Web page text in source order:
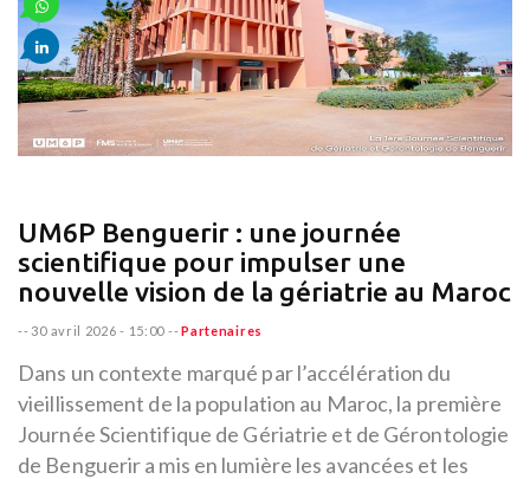
UM6P Benguerir : une journée
scientifique pour impulser une
nouvelle vision de la gériatrie au Maroc
-- 30 avril 2026 - 15:00 --Partenaires
Dans un contexte marqué par l’accélération du
vieillissement de la population au Maroc, la première
Journée Scientifique de Gériatrie et de Gérontologie
de Benguerir a mis en lumière les avancées et les